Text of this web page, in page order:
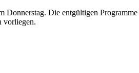
Die entgültigen
vorliegen.